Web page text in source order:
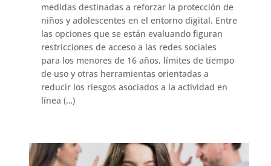
medidas destinadas a reforzar la protección de
niños y adolescentes en el entorno digital. Entre
las opciones que se están evaluando figuran
restricciones de acceso a las redes sociales
para los menores de 16 años, límites de tiempo
de uso y otras herramientas orientadas a
reducir los riesgos asociados a la actividad en
línea (…)